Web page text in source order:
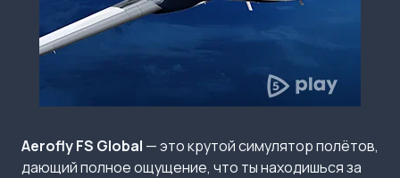
Aerofly FS Global — это крутой симулятор полётов,
дающий полное ощущение, что ты находишься за